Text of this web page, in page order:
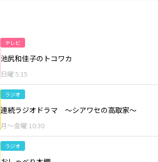
テレビ
池尻和佳子のトコワカ
日曜 5:15
ラジオ
連続ラジオドラマ ～シアワセの高取家～
月～金曜 10:30
ラジオ